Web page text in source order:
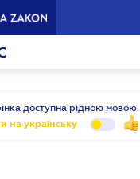
доступна рідною мовою.
на українську